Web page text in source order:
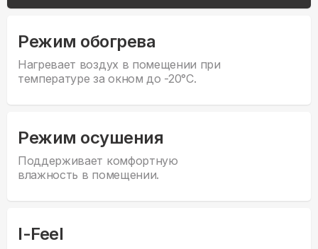
Режим обогрева
Нагревает воздух в помещении при
температуре за окном до -20°С.
Режим осушения
Поддерживает комфортную
влажность в помещении.
I-Feel